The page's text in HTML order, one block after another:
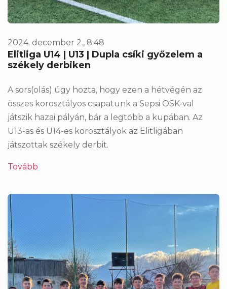
2024. december 2., 8:48
Elitliga U14 | U13 | Dupla csíki győzelem a
székely derbiken
A sors(olás) úgy hozta, hogy ezen a hétvégén az
összes korosztályos csapatunk a Sepsi OSK-val
játszik hazai pályán, bár a legtöbb a kupában. Az
U13-as és U14-es korosztályok az Elitligában
játszottak székely derbit.
Tovább